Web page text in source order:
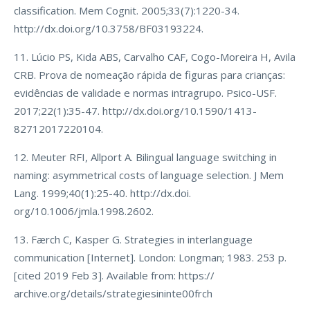
classification. Mem Cognit. 2005;33(7):1220-34.
http://dx.doi.org/10.3758/BF03193224.
11. Lúcio PS, Kida ABS, Carvalho CAF, Cogo-Moreira H, Avila
CRB. Prova de nomeação rápida de figuras para crianças:
evidências de validade e normas intragrupo. Psico-USF.
2017;22(1):35-47. http://dx.doi.org/10.1590/1413-
82712017220104.
12. Meuter RFI, Allport A. Bilingual language switching in
naming: asymmetrical costs of language selection. J Mem
Lang. 1999;40(1):25-40. http://dx.doi.
org/10.1006/jmla.1998.2602.
13. Færch C, Kasper G. Strategies in interlanguage
communication [Internet]. London: Longman; 1983. 253 p.
[cited 2019 Feb 3]. Available from: https://
archive.org/details/strategiesininte00frch